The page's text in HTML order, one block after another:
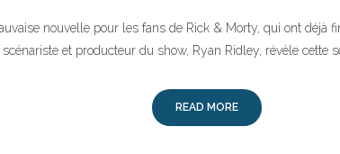
nouvelle pour les fans de Rick & Morty, qui ont déjà
scénariste et producteur du show, Ryan Ridley, révèle cette
READ MORE